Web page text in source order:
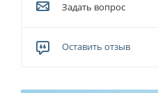
Задать вопрос
Оставить отзыв